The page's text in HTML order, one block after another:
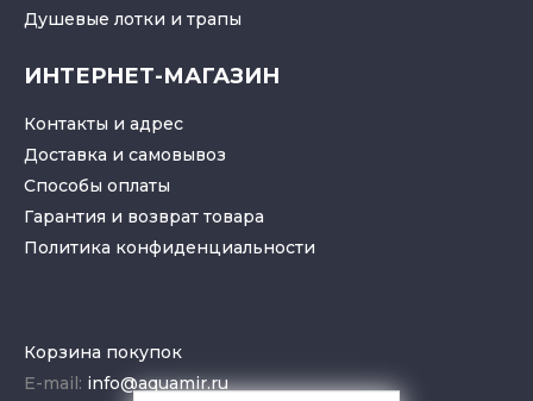
Душевые лотки и трапы
ИНТЕРНЕТ-МАГАЗИН
Контакты и адрес
Доставка и самовывоз
Способы оплаты
Гарантия и возврат товара
Политика конфиденциальности
Корзина покупок
E-mail: info@aquamir.ru